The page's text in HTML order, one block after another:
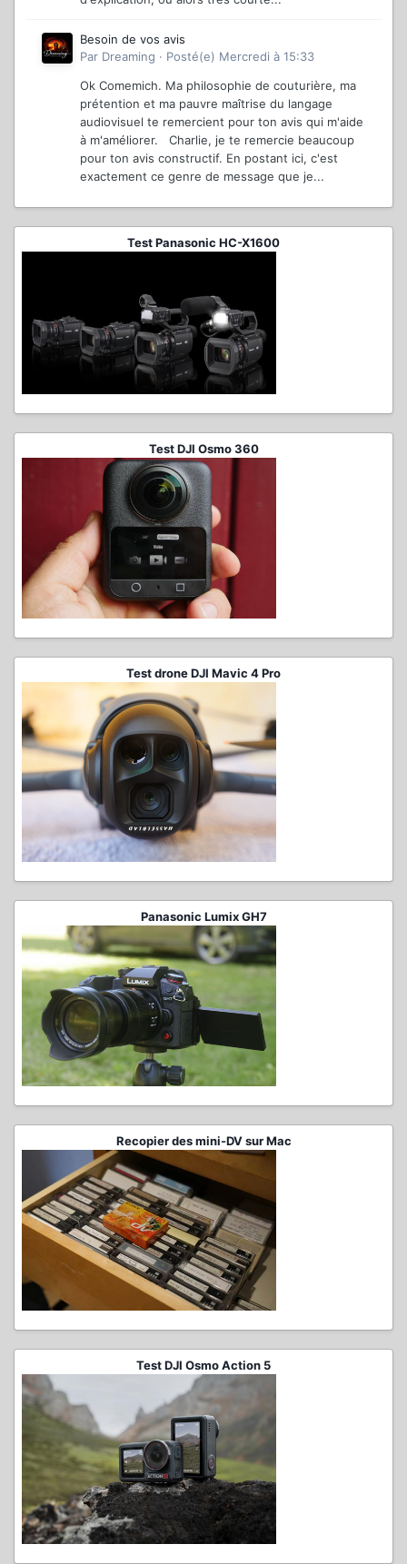
Besoin de vos avis
Par Dreaming · Posté(e) Mercredi à 15:33
Ok Comemich. Ma philosophie de couturière, ma
prétention et ma pauvre maîtrise du langage
audiovisuel te remercient pour ton avis qui m'aide
à m'améliorer. Charlie, je te remercie beaucoup
pour ton avis constructif. En postant ici, c'est
exactement ce genre de message que je...
Test Panasonic HC-X1600
Test DJI Osmo 360
Test drone DJI Mavic 4 Pro
Panasonic Lumix GH7
Recopier des mini-DV sur Mac
Test DJI Osmo Action 5